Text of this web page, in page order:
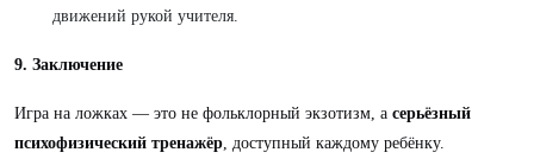
движений рукой учителя.
9. Заключение
Игра на ложках — это не фольклорный экзотизм, а серьёзный
психофизический тренажёр, доступный каждому ребёнку.